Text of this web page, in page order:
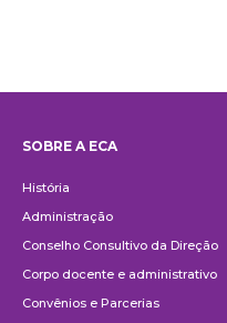
SOBRE A ECA
História
Administração
Conselho Consultivo da Direção
Corpo docente e administrativo
Convênios e Parcerias